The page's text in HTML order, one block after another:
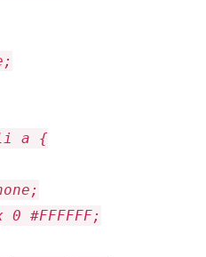
li a {
#FFFFFF;